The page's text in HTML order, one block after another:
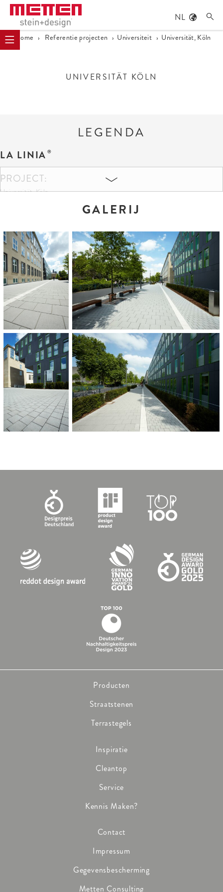
NL 
Home › Referentie projecten › Universiteit › Universität, Köln
UNIVERSITÄT KÖLN
LEGENDA
LA LINIA
PROJECT:
Universität, Köln
KLEUREN EN FORMATEN:
Objektfarbe Anthrazit
20 x 20 x 12 cm
40 x 40 x 12 cm
60 x 30 x 14 cm
LANDSCHAPSARCHITECT:
FSWLA Landschaftsarchitekten, Düsseldorf
HOEVEELHEID:
736 m²
CATEGORIE:
Universiteit
GALERIJ
Producten
Straatstenen
Terrastegels
Inspiratie
Cleantop
Service
Kennis Maken?
Contact
Impressum
Gegevensbescherming
Metten Consulting